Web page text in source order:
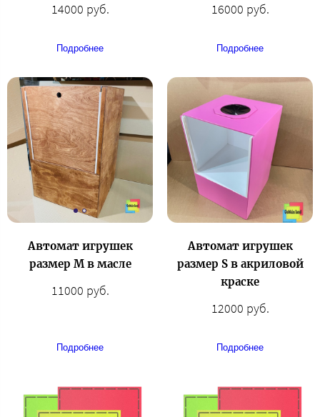
14000 руб.
Подробнее
16000 руб.
Подробнее
Автомат игрушек
размер М в масле
11000 руб.
Подробнее
Автомат игрушек
размер S в акриловой
краске
12000 руб.
Подробнее